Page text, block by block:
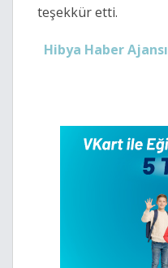
teşekkür etti.
Hibya Haber Ajansı